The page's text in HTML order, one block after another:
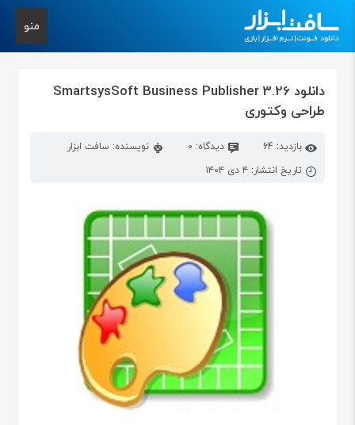
منو
دانلود SmartsysSoft Business Publisher 3.26
طراحی وکتوری
بازدید: 64 دیدگاه: 0
نویسنده: سافت ابزار
تاریخ انتشار: ۴ دی ۱۴۰۴